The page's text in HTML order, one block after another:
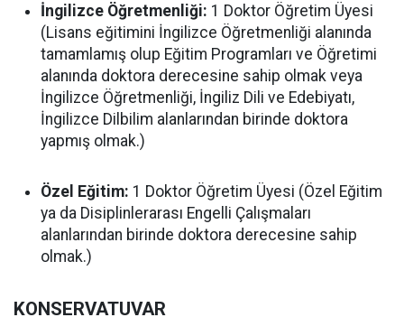
İngilizce Öğretmenliği: 1 Doktor Öğretim Üyesi
(Lisans eğitimini İngilizce Öğretmenliği alanında
tamamlamış olup Eğitim Programları ve Öğretimi
alanında doktora derecesine sahip olmak veya
İngilizce Öğretmenliği, İngiliz Dili ve Edebiyatı,
İngilizce Dilbilim alanlarından birinde doktora
yapmış olmak.)
Özel Eğitim: 1 Doktor Öğretim Üyesi (Özel Eğitim
ya da Disiplinlerarası Engelli Çalışmaları
alanlarından birinde doktora derecesine sahip
olmak.)
KONSERVATUVAR